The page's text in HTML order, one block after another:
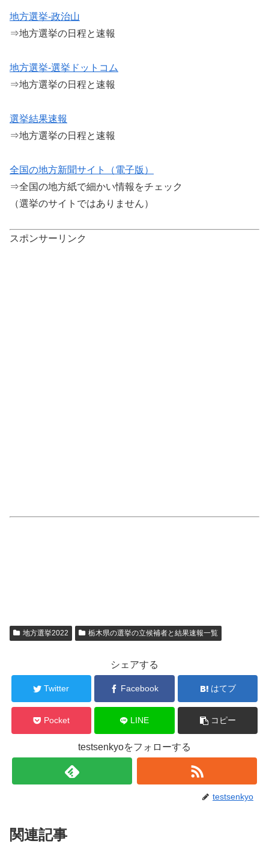
地方選挙-政治山
⇒地方選挙の日程と速報
地方選挙-選挙ドットコム
⇒地方選挙の日程と速報
選挙結果速報
⇒地方選挙の日程と速報
全国の地方新聞サイト（電子版）
⇒全国の地方紙で細かい情報をチェック
（選挙のサイトではありません）
スポンサーリンク
地方選挙2022 栃木県の選挙の立候補者と結果速報一覧
シェアする
Twitter Facebook はてブ
Pocket LINE コピー
testsenkyoをフォローする
testsenkyo
関連記事